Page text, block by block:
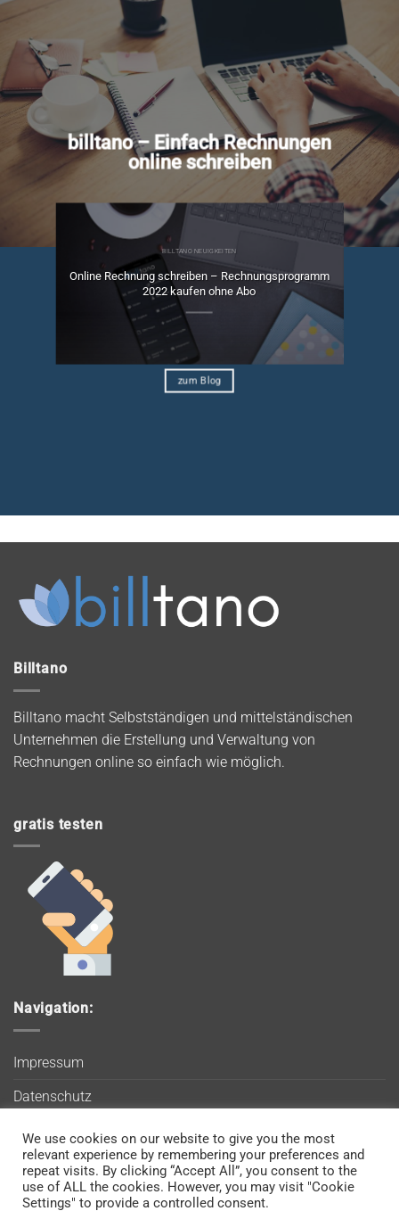
billtano – Einfach Rechnungen
online schreiben
BILLTANO NEUIGKEITEN
Online Rechnung schreiben – Rechnungsprogramm
2022 kaufen ohne Abo
zum Blog
Billtano
Billtano macht Selbstständigen und mittelständischen
Unternehmen die Erstellung und Verwaltung von
Rechnungen online so einfach wie möglich.
gratis testen
Navigation:
Impressum
Datenschutz
AGB
Blog
Kontakt
We use cookies on our website to give you the most
relevant experience by remembering your preferences and
repeat visits. By clicking “Accept All”, you consent to the
use of ALL the cookies. However, you may visit "Cookie
Settings" to provide a controlled consent.
Wir verwenden Cookies, um sicherzustellen, dass Sie auf
unserer Website die bestmögliche Erfahrung machen. Wenn
Sie diese Website weiterhin nutzen, gehen wir davon aus, dass